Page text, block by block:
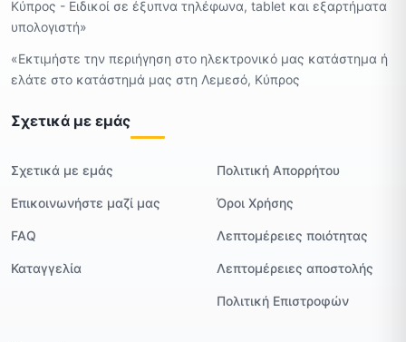
Κύπρος - Ειδικοί σε έξυπνα τηλέφωνα, tablet και εξαρτήματα
υπολογιστή»
«Εκτιμήστε την περιήγηση στο ηλεκτρονικό μας κατάστημα ή
ελάτε στο κατάστημά μας στη Λεμεσό, Κύπρος
Σχετικά με εμάς
Σχετικά με εμάς
Επικοινωνήστε μαζί μας
FAQ
Καταγγελία
Πολιτική Απορρήτου
Όροι Χρήσης
Λεπτομέρειες ποιότητας
Λεπτομέρειες αποστολής
Πολιτική Επιστροφών